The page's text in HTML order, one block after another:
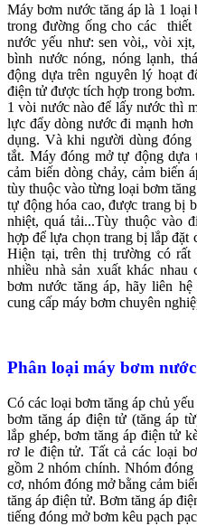
Máy bơm nước tăng áp là 1
trong đường ống cho các
nước yếu như: sen vòi,, vòi xịt,
bình nước nóng, nóng lạnh,
động dựa trên nguyên lý hoạt
điện tử được tích hợp trong
1 vòi nước nào để lấy nước thì
lực đẩy dòng nước đi mạnh
dụng. Và khi người dùng
tắt. Máy đóng mở tự động dựa
cảm biến dòng chảy, cảm biến
tùy thuộc vào từng loại bơm
tự động hóa cao, được trang bị
nhiệt, quá tải...Tùy thuộc vào
hợp để lựa chọn trang bị lắp đặt
Hiện tại, trên thị trường có
nhiều nhà sản xuất khác
bơm nước tăng áp, hãy liên hệ
cung cấp máy bơm chuyên
Phân loại máy bơm
Có các loại bơm tăng áp chủ
bơm tăng áp điện tử (tăng áp
lắp ghép, bơm tăng áp điện tử
rơ le điện tử. Tất cả các loại
gồm 2 nhóm chính. Nhóm
cơ, nhóm đóng mở bằng cảm
tăng áp điện tử. Bơm tăng áp
tiếng đóng mở bơm kêu pạch